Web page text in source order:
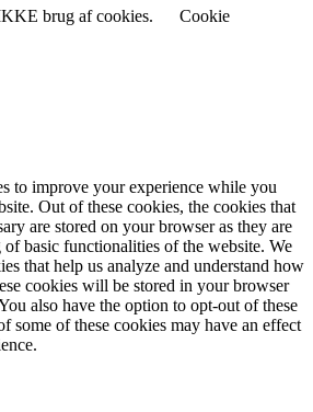
brug af cookies.
Cookie
to improve your experience while you
Out of these cookies, the cookies that
are stored on your browser as they are
basic functionalities of the website. We
that help us analyze and understand how
cookies will be stored in your browser
also have the option to opt-out of these
some of these cookies may have an effect